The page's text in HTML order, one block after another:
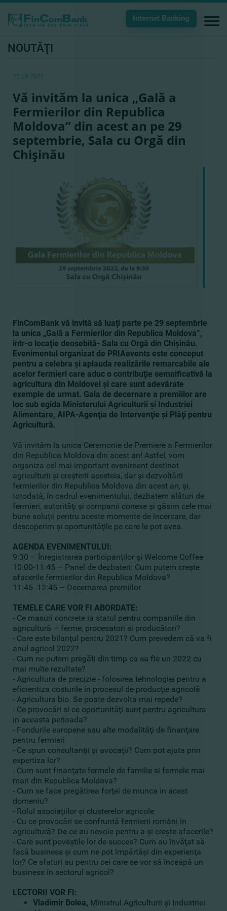
Internet Banking
NOUTĂŢI
22.09.2022
Vă invităm la unica „Gală a
Fermierilor din Republica
Moldova” din acest an pe 29
septembrie, Sala cu Orgă din
Chişinău
FinComBank vă invită să luaţi parte pe 29 septembrie
la unica „Gală a Fermierilor din Republica Moldova”,
într-o locaţie deosebită- Sala cu Orgă din Chişinău.
Evenimentul organizat de PRIAevents este conceput
pentru a celebra şi aplauda realizările remarcabile ale
acelor fermieri care aduc o contribuţie semnificativă la
agricultura din Moldovei şi care sunt adevărate
exemple de urmat. Gala de decernare a premiilor are
loc sub egida Ministerului Agriculturii şi Industriei
Alimentare, AIPA-Agenţia de Intervenţie şi Plăţi pentru
Agricultură.
Vă invităm la unica Ceremonie de Premiere a Fermierilor
din Republica Moldova din acest an! Astfel, vom
organiza cel mai important eveniment destinat
agriculturii şi creşterii acesteia, dar şi dezvoltării
fermierilor din Republica Moldova din acest an, şi,
totodată, în cadrul evenimentului, dezbatem alături de
fermieri, autorităţi şi companii conexe şi găsim cele mai
bune soluţii pentru aceste momente de încercare, dar
descoperim şi oportunităţile pe care le pot avea.
AGENDA EVENIMENTULUI:
9:30 – Înregistrarea participanţilor şi Welcome Coffee
10:00-11:45 – Panel de dezbateri: Cum putem creşte
afacerile fermierilor din Republica Moldova?
11:45 -12:45 – Decernarea premiilor
TEMELE CARE VOR FI ABORDATE:
- Ce masuri concrete ia statul pentru companiile din
agricultură – ferme, procesatori si producători?
- Care este bilanţul pentru 2021? Cum prevedem că va fi
anul agricol 2022?
- Cum ne putem pregăti din timp ca sa fie un 2022 cu
mai multe rezultate?
- Agricultura de precizie - folosirea tehnologiei pentru a
eficientiza costurile în procesul de producţie agricolă
- Agricultura bio. Se poate dezvolta mai repede?
- Ce provocări si ce oportunităţi sunt pentru agricultura
in aceasta perioada?
- Fondurile europene sau alte modalităţi de finanţare
pentru fermieri
- Ce spun consultanţii şi avocaţii? Cum pot ajuta prin
expertiza lor?
- Cum sunt finanţate fermele de familie si fermele mai
mari din Republica Moldova?
- Cum se face pregătirea forţei de munca in acest
domeniu?
- Rolul asociaţiilor şi clusterelor agricole
- Cu ce provocări se confruntă fermierii români în
agricultură? De ce au nevoie pentru a-şi creşte afacerile?
- Care sunt poveştile lor de succes? Cum au învăţat să
facă business şi cum ne pot împărtăşi din experienţa
lor? Ce sfaturi au pentru cei care se vor să înceapă un
business în sectorul agricol?
LECTORII VOR FI:
Vladimir Bolea, Ministrul Agriculturii şi Industriei